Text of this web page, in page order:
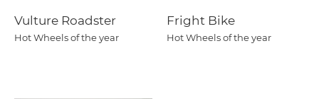
Vulture Roadster
Hot Wheels of the year
Fright Bike
Hot Wheels of the year